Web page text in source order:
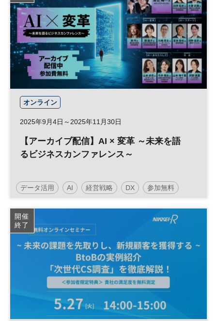
オンライン
2025年9月4日～2025年11月30日
【アーカイブ配信】AI × 変革 ～未来を語
るビジネスカンファレンス～
データ活用 AI 経営戦略 DX 参加無料
日経オンラインセミナー
開催
終了